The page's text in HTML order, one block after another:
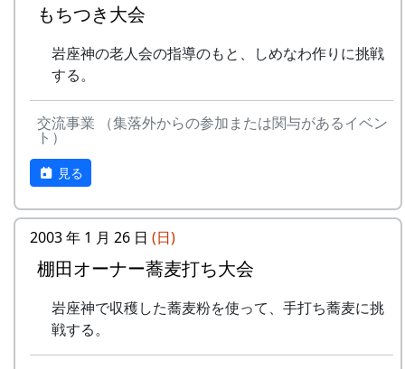
もちつき大会
岩座神の老人会の指導のもと、しめなわ作りに挑戦
する。
交流事業 （集落外からの参加または関与があるイベン
ト）
見る
2003 年 1 月 26 日 (日)
棚田オーナー蕎麦打ち大会
岩座神で収穫した蕎麦粉を使って、手打ち蕎麦に挑
戦する。